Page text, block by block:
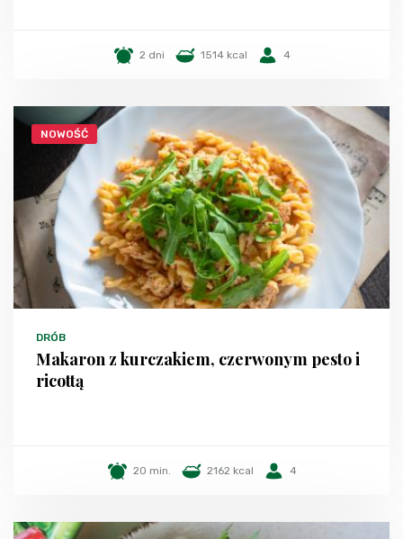
2 dni 1514 kcal 4
NOWOŚĆ
DRÓB
Makaron z kurczakiem, czerwonym pesto i
ricottą
20 min. 2162 kcal 4